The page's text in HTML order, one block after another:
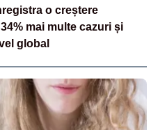
o creștere
mai multe cazuri și
global